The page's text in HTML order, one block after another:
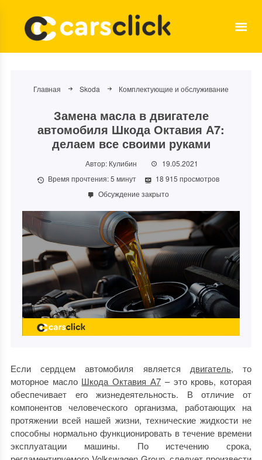
Главная Skoda Комплектующие и обслуживание
Замена масла в двигателе
автомобиля Шкода Октавия А7:
делаем все своими руками
Автор: Кулибин
19.05.2021
Время прочтения:5 минут
18 915 просмотров
Обсуждение закрыто
Если сердцем автомобиля является двигатель, то
моторное масло Шкода Октавия А7 – это кровь, которая
обеспечивает его жизнедеятельность. В отличие от
компонентов человеческого организма, работающих на
протяжении всей нашей жизни, технические жидкости не
способны нормально функционировать в течение времени
эксплуатации машины. По истечению срока,